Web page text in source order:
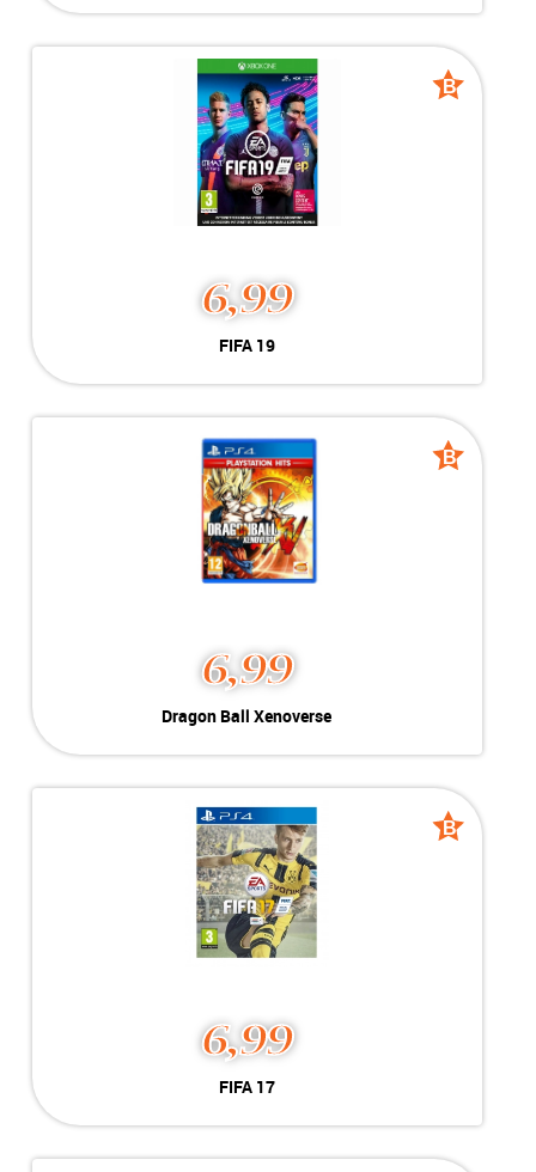
-----------------------------------
B
6,99
FIFA 19
B
grade
-----------------------------------
-----------------------------------
B
6,99
Dragon Ball Xenoverse
B
grade
-----------------------------------
-----------------------------------
B
6,99
FIFA 17
B
grade
-----------------------------------